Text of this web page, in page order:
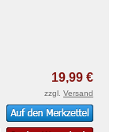
19,99 €
zzgl. Versand